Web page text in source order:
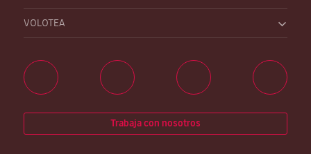
VOLOTEA
Trabaja con nosotros